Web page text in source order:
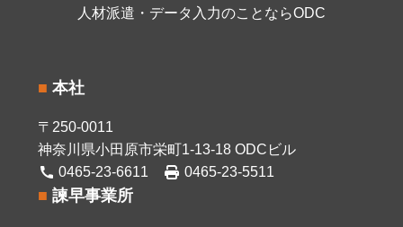
人材派遣・データ入力のことならODC
■ 本社
〒250-0011
神奈川県小田原市栄町1-13-18 ODCビル
0465-23-6611
0465-23-5511
■ 諫早事業所